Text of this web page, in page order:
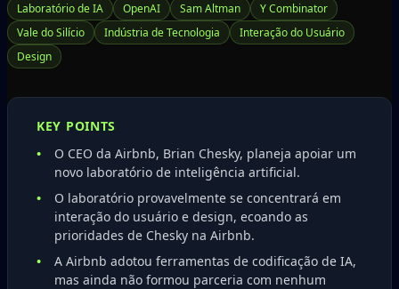
Laboratório de IA
OpenAI Sam Altman
Y Combinator
Vale do Silício
Indústria de Tecnologia
Interação do Usuário
Design
KEY POINTS
O CEO da Airbnb, Brian Chesky, planeja apoiar um
novo laboratório de inteligência artificial.
O laboratório provavelmente se concentrará em
interação do usuário e design, ecoando as
prioridades de Chesky na Airbnb.
A Airbnb adotou ferramentas de codificação de IA,
mas ainda não formou parceria com nenhum